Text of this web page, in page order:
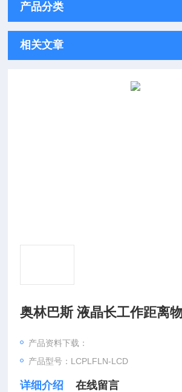
产品分类
相关文章
奥林巴斯 液晶长工作距离
产品资料下载：
产品型号：LCPLFLN-LCD
详细介绍 在线留言